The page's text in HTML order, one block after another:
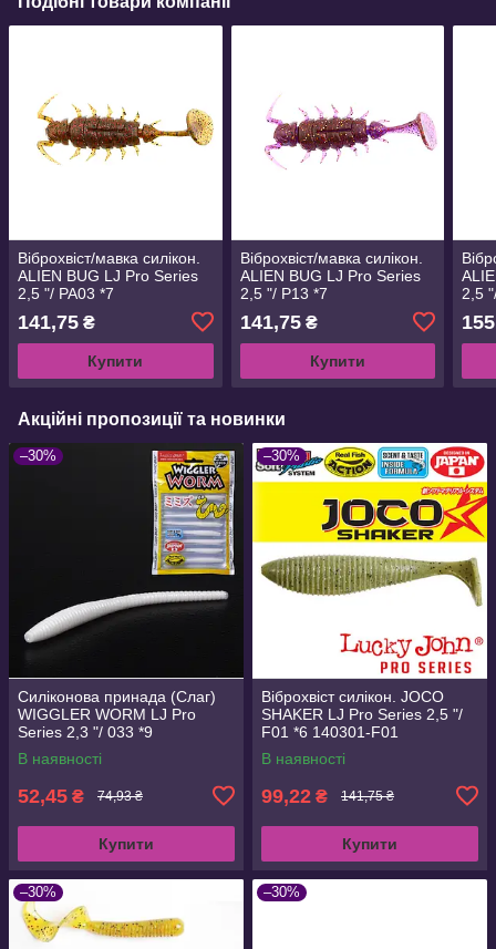
Віброхвіст/мавка силікон.
ALIEN BUG LJ Pro Series
2,5 "/ PA03 *7
141,75 ₴
Купити
Віброхвіст/мавка силікон.
ALIEN BUG LJ Pro Series
2,5 "/ P13 *7
141,75₴
Купити
2,5
Акційні пропозиції та новинки
–30%
Силіконова принада (Слаг)
WIGGLER WORM LJ Pro
Series 2,3 "/ 033 *9
В наявності
52,45 ₴ 74,93 ₴
Купити
–30%
Віброхвіст силікон. JOCO
SHAKER LJ Pro Series 2,5 "/
F01 *6 140301-F01
В наявності
99,22 ₴ 141,75 ₴
Купити
–30% –30%